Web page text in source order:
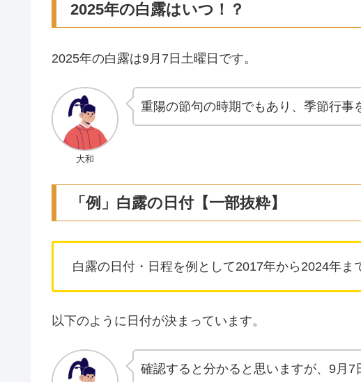
2025年の白露はいつ！？
2025年の白露は9月7日土曜日です。
大和
重陽の節句の時期でもあり、季節行事
「例」白露の日付【一部抜粋】
白露の日付・日程を例として2017年から2024年ま
以下のように日付が決まっています。
確認すると分かると思いますが、9月